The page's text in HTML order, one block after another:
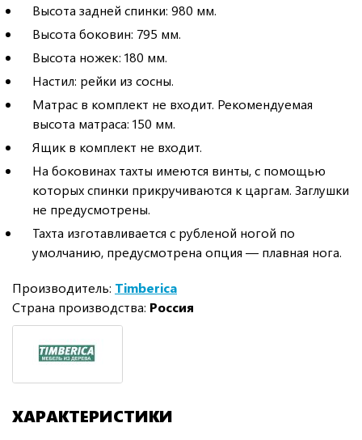
Высота задней спинки: 980 мм.
Высота боковин: 795 мм.
Высота ножек: 180 мм.
Настил: рейки из сосны.
Матрас в комплект не входит. Рекомендуемая
высота матраса: 150 мм.
Ящик в комплект не входит.
На боковинах тахты имеются винты, с помощью
которых спинки прикручиваются к царгам. Заглушки
не предусмотрены.
Тахта изготавливается с рубленой ногой по
умолчанию, предусмотрена опция — плавная нога.
Производитель: Timberica
Страна производства: Россия
ХАРАКТЕРИСТИКИ